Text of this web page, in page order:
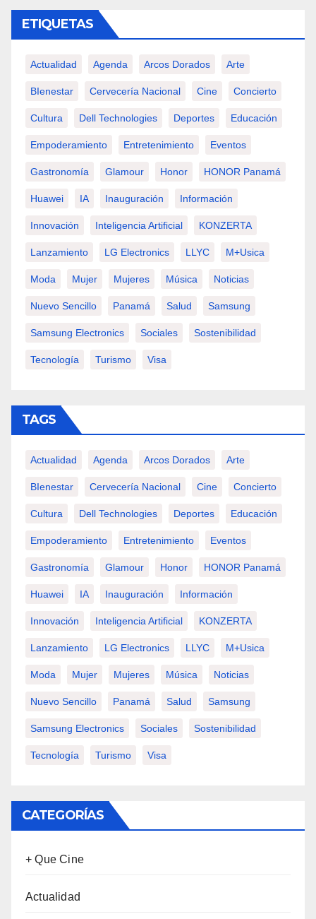
ETIQUETAS
Actualidad Agenda Arcos Dorados Arte
BIenestar Cervecería Nacional Cine Concierto
Cultura Dell Technologies Deportes Educación
Empoderamiento Entretenimiento Eventos
Gastronomía Glamour Honor HONOR Panamá
Huawei IA Inauguración Información
Innovación Inteligencia Artificial KONZERTA
Lanzamiento LG Electronics LLYC M+usica
Moda Mujer Mujeres Música Noticias
Nuevo Sencillo Panamá Salud Samsung
Samsung Electronics Sociales Sostenibilidad
Tecnología Turismo Visa
TAGS
Actualidad Agenda Arcos Dorados Arte
BIenestar Cervecería Nacional Cine Concierto
Cultura Dell Technologies Deportes Educación
Empoderamiento Entretenimiento Eventos
Gastronomía Glamour Honor HONOR Panamá
Huawei IA Inauguración Información
Innovación Inteligencia Artificial KONZERTA
Lanzamiento LG Electronics LLYC M+usica
Moda Mujer Mujeres Música Noticias
Nuevo Sencillo Panamá Salud Samsung
Samsung Electronics Sociales Sostenibilidad
Tecnología Turismo Visa
CATEGORÍAS
+ Que Cine
Actualidad